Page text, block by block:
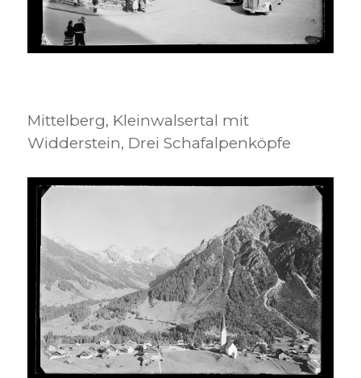
Mittelberg, Kleinwalsertal mit
Widderstein, Drei Schafalpenköpfe